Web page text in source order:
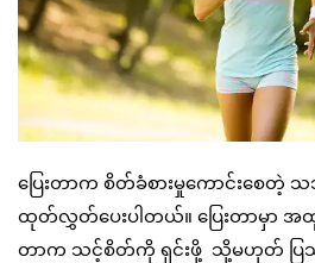
ပြေးတာက စိတ်ခံစားမှုကောင်းစေတဲ့
ထုတ်လွှတ်ပေးပါတယ်။ ပြေးတာမှာ အထူ
တာက သင့်စိတ်ကို ရှင်းဖို့ သို့မဟုတ် ပြ